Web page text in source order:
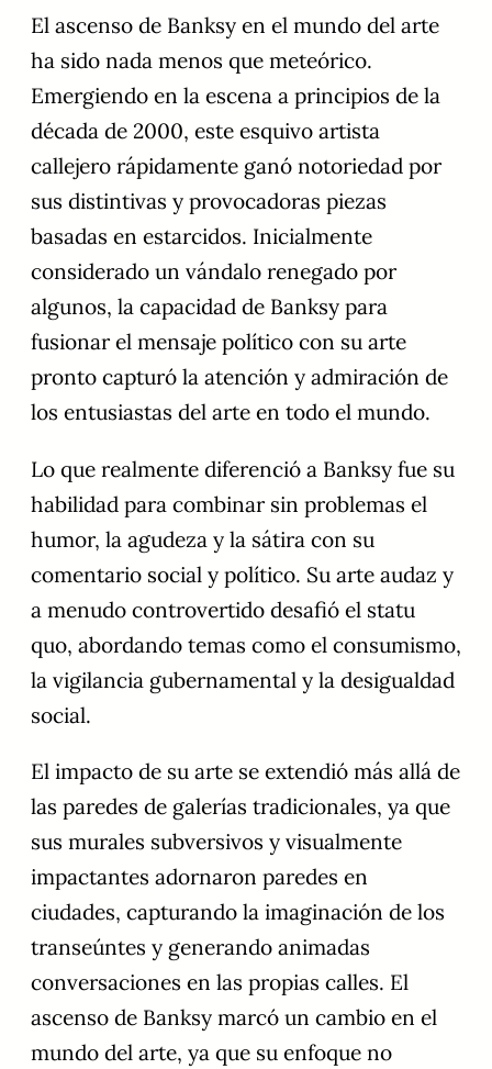
El ascenso de Banksy en el mundo del arte
ha sido nada menos que meteórico.
Emergiendo en la escena a principios de la
década de 2000, este esquivo artista
callejero rápidamente ganó notoriedad por
sus distintivas y provocadoras piezas
basadas en estarcidos. Inicialmente
considerado un vándalo renegado por
algunos, la capacidad de Banksy para
fusionar el mensaje político con su arte
pronto capturó la atención y admiración de
los entusiastas del arte en todo el mundo.
Lo que realmente diferenció a Banksy fue su
habilidad para combinar sin problemas el
humor, la agudeza y la sátira con su
comentario social y político. Su arte audaz y
a menudo controvertido desafió el statu
quo, abordando temas como el consumismo,
la vigilancia gubernamental y la desigualdad
social.
El impacto de su arte se extendió más allá de
las paredes de galerías tradicionales, ya que
sus murales subversivos y visualmente
impactantes adornaron paredes en
ciudades, capturando la imaginación de los
transeúntes y generando animadas
conversaciones en las propias calles. El
ascenso de Banksy marcó un cambio en el
mundo del arte, ya que su enfoque no